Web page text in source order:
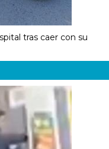
tras caer con su